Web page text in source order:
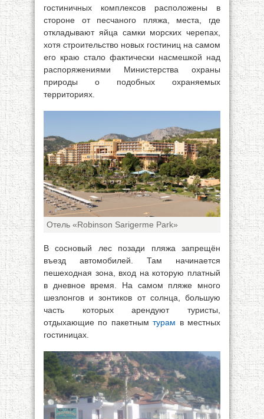
гостиничных комплексов расположены в
стороне от песчаного пляжа, места, где
откладывают яйца самки морских черепах,
хотя строительство новых гостиниц на самом
его краю стало фактически насмешкой над
распоряжениями Министерства охраны
природы о подобных охраняемых
территориях.
Отель «Robinson Sarigerme Park»
В сосновый лес позади пляжа запрещён
въезд автомобилей. Там начинается
пешеходная зона, вход на которую платный
в дневное время. На самом пляже много
шезлонгов и зонтиков от солнца, большую
часть которых арендуют туристы,
отдыхающие по пакетнымтурам в местных
гостиницах.